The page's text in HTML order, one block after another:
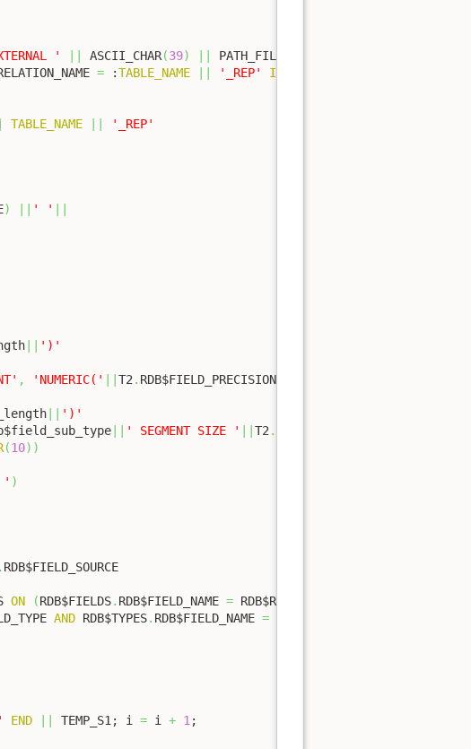
' ASCII_CHAR(39) PATH_FILE
= :TABLE_NAME '_REP' INTO
TABLE_NAME
'_REP'
) ' '
')'
, 'NUMERIC(' T2. RDB$FIELD_PRECISION
')'
' SEGMENT SIZE ' T2.
(10) )
' )
.
ON (RDB$FIELDS. RDB$FIELD_NAME = RDB$RELATION_FIELDS
AND RDB$TYPES. RDB$FIELD_NAME =
END TEMP_S1; i = i + 1